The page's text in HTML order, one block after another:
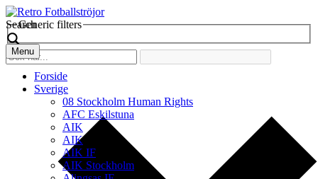
Search
Generic filters
Menu
Forside
Sverige
08 Stockholm Human Rights
AFC Eskilstuna
AIK
AIK
AIK IF
AIK Stockholm